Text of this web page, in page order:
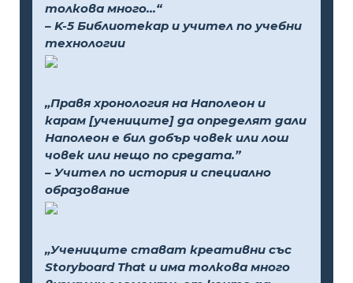
толкова много...“
– K-5 Библиотекар и учител по учебни
технологии
„Правя хронология на Наполеон и
карам [учениците] да определят дали
Наполеон е бил добър човек или лош
човек или нещо по средата.”
– Учител по история и специално
образование
„Учениците стават креативни със
Storyboard That и има толкова много